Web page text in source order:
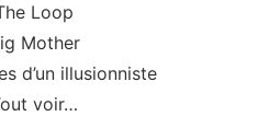
Loop
Mother
d’un illusionniste
voir…